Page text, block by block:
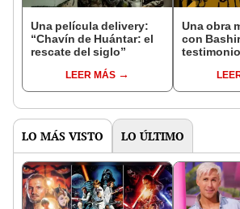
Una película delivery:
“Chavín de Huántar: el
rescate del siglo”
LEER MÁS
Una obra
con
LO MÁS VISTO LO ÚLTIMO